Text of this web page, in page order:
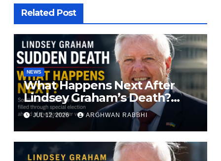
Related Post
NEWS
What Happens Next After
Lindsey Graham’s Death?
South Carolina Senate Seat
Faces Special Election
JUL 12, 2026 ARGHWAN RABBHI